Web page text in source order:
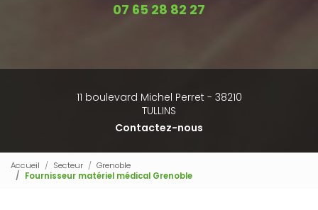
07 65 28 82 27
11 boulevard Michel Perret - 38210
TULLINS
Contactez-nous
Accueil Secteur
Grenoble
Fournisseur matériel médical Grenoble